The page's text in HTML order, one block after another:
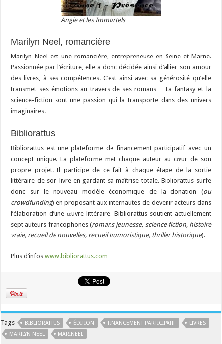
Angie et les Immortels
Marilyn Neel, romancière
Marilyn Neel est une romancière, entrepreneuse en Seine-et-Marne.
Passionnée par l’écriture, elle a donc décidée ainsi d’allier son amour
des livres, à ses compétences. C’est ainsi avec sa générosité qu’elle
transmet ses émotions au travers de ses romans… La fantasy et la
science-fiction sont une passion qui la transporte dans des univers
imaginaires.
Bibliorattus
Bibliorattus est une plateforme de financement participatif avec un
concept unique. La plateforme met chaque auteur au cœur de son
propre projet. Il participe de ce fait à chaque étape de la sortie
littéraire de son livre en gardant sa maîtrise totale. Bibliorattus surfe
donc sur le nouveau modèle économique de la donation (ou
crowdfunding) en proposant aux internautes de devenir acteurs dans
l’élaboration d’une œuvre littéraire. Bibliorattus soutient actuellement
sept auteurs francophones (romans jeunesse, science-fiction, histoire
vraie, recueil de nouvelles, recueil humoristique, thriller historique).
Plus d’infoswww.bibliorattus.com
Tags BIBLIORATTUS ÉDITION FINANCEMENT PARTICIPATIF
LIVRES
MARILYN NEEL
MARINEEL